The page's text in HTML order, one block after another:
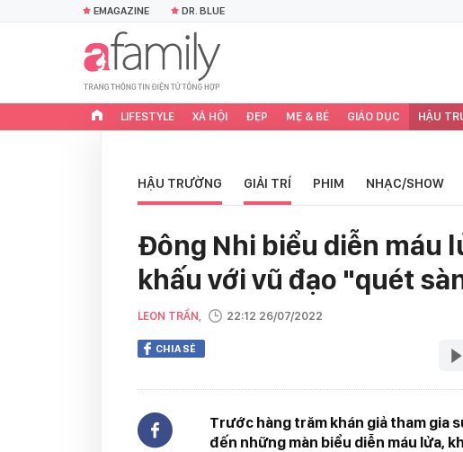
EMAGAZINE DR. BLUE
LIFESTYLE XÃ HỘI ĐẸP MẸ & BÉ GIÁO DỤC HẬU
HẬU TRƯỜNG GIẢI TRÍ PHIM NHẠC/SHOW
Đông Nhi biểu diễn máu
khấu với vũ đạo "quét
LEON TRẦN, 22:12 26/07/2022
CHIA SẺ
Trước hàng trăm khán giả tham gia
đến những màn biểu diễn máu lửa,